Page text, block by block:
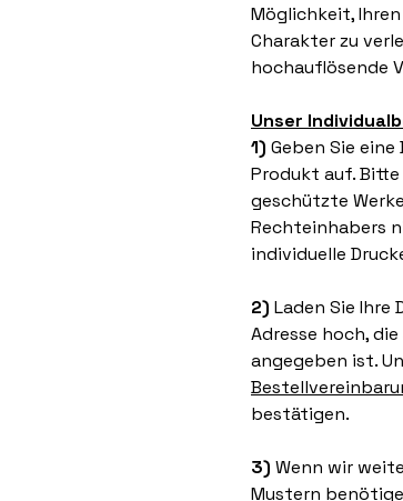
Möglichkeit,
Charakter zu
hochauflösende
Unser
1) Geben Sie
Produkt auf.
geschützte
Rechteinhabers
individuelle
2) Laden Sie Ihre
Adresse hoch,
angegeben ist.
bestätigen.
3) Wenn wir
Mustern